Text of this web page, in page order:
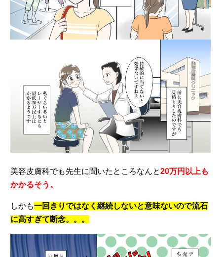
美容皮膚科でも先生に聞いたところなんと20万円以上も
かかるそう。
しかも一回きりではなく継続しないと意味ないので流石
に高すぎて断念。。。